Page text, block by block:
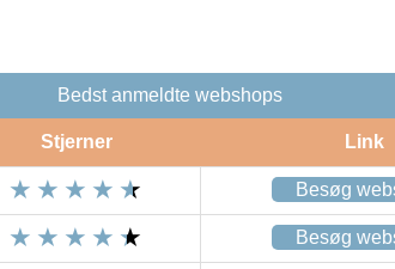
Bedst anmeldte webshops
Stjerner Link
Besøg
Besøg